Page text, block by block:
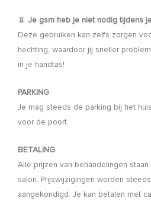
📵 Je gsm heb je niet nodig tijdens
Deze gebruiken kan zelfs zorgen
hechting, waardoor jij sneller
in je handtas!
PARKING
Je mag steeds de parking bij het
voor de poort.
BETALING
Alle prijzen van behandelingen
salon. Prijswijzigingen worden
aangekondigd. Je kan betalen met